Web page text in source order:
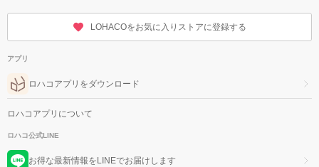
LOHACOをお気に入りストアに登録する
アプリ
ロハコアプリをダウンロード
ロハコアプリについて
ロハコ公式LINE
お得な最新情報をLINEでお届けします